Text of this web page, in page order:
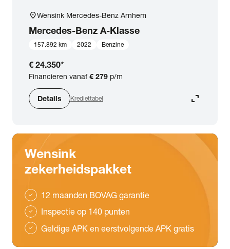
location_onWensink Mercedes-Benz Arnhem
Mercedes-Benz A-Klasse
157.892 km 2022 Benzine
€ 24.350*
Financieren vanaf€ 279 p/m
Details Krediettabel expand_content
Wensink
zekerheidspakket
check 12 maanden BOVAG garantie
check Inspectie op 140 punten
check Geldige APK en eerstvolgende APK gratis